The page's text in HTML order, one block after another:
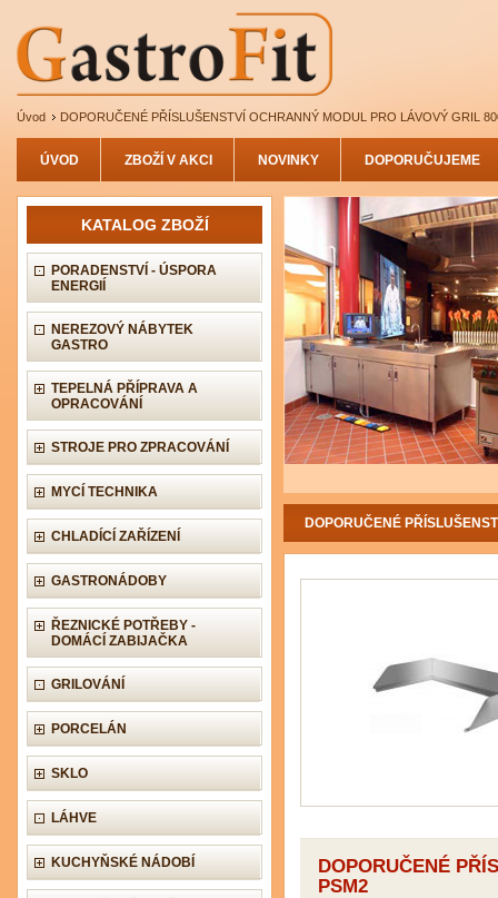
Úvod DOPORUČENÉ PŘÍSLUŠENSTVÍ OCHRANNÝ MODUL PRO LÁVOVÝ GRIL
ÚVOD ZBOŽÍ V AKCI NOVINKY DOPORUČUJEME
KATALOG ZBOŽÍ
PORADENSTVÍ - ÚSPORA
ENERGIÍ
NEREZOVÝ NÁBYTEK
GASTRO
TEPELNÁ PŘÍPRAVA A
OPRACOVÁNÍ
STROJE PRO ZPRACOVÁNÍ
MYCÍ TECHNIKA
CHLADÍCÍ ZAŘÍZENÍ
GASTRONÁDOBY
ŘEZNICKÉ POTŘEBY -
DOMÁCÍ ZABIJAČKA
GRILOVÁNÍ
PORCELÁN
SKLO
LÁHVE
KUCHYŇSKÉ NÁDOBÍ
DOPORUČENÉ
DOPORUČENÉ
PSM2